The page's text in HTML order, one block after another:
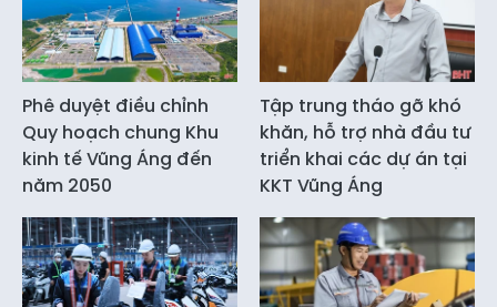
Phê duyệt điều chỉnh
Quy hoạch chung Khu
kinh tế Vũng Áng đến
năm 2050
Tập trung tháo gỡ khó
khăn, hỗ trợ nhà đầu tư
triển khai các dự án tại
KKT Vũng Áng